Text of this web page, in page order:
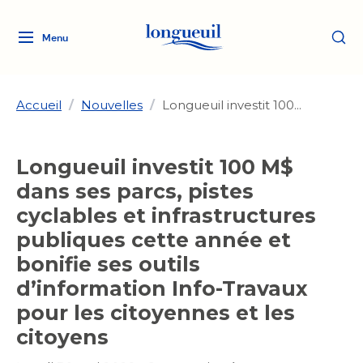
Menu
Logo
Ville
lien
vers
l'accueil
Ma ville, ma propriété
Aménagement et urbanisme
Aménagement et urbanisme
Rôle d'évaluation
Rôle d'évaluation
Taxes
Taxes
Loisirs et culture
Arts et culture
Arts et culture
Bibliothèques
Bibliothèques
Développement social
Développement social
Services de proximité
Déneigement
Déneigement
Eau
Eau
Transition socioécologique
et mobilité
Quoi faire à Longueuil
Activités artistiques et
culturelles
Accueil / Nouvelles / Longueuil investit 100...
Longueuil investit 100 M$
dans ses parcs, pistes
cyclables et infrastructures
publiques cette année et
bonifie ses outils
d’information Info-Travaux
pour les citoyennes et les
citoyens